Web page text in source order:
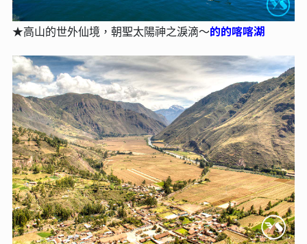
★高山的世外仙境，朝聖太陽神之淚滴～的的喀喀湖